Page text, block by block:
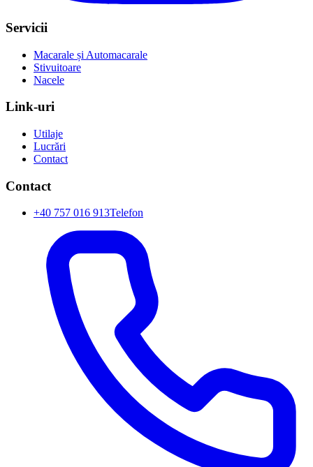
Servicii
Macarale și Automacarale
Stivuitoare
Nacele
Link-uri
Utilaje
Lucrări
Contact
Contact
+40 757 016 913Telefon